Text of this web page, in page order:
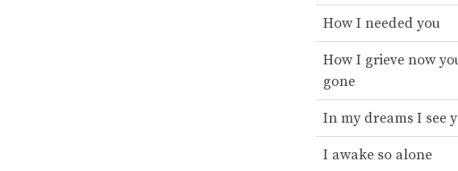
How I needed you
How I grieve now
gone
In my dreams I see
I awake so alone